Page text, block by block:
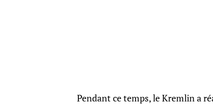
Pendant ce temps, le Kremlin a